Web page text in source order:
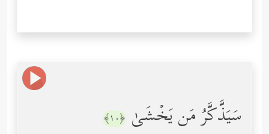
سَیَذَّكَّرُ مَن یَخۡشَىٰ ﴿١٠﴾